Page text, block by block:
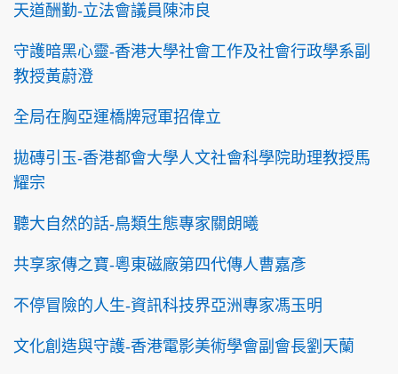
天道酬勤-立法會議員陳沛良
守護暗黑心靈-香港大學社會工作及社會行政學系副
教授黃蔚澄
全局在胸亞運橋牌冠軍招偉立
拋磚引玉-香港都會大學人文社會科學院助理教授馬
耀宗
聽大自然的話-鳥類生態專家關朗曦
共享家傳之寶-粵東磁廠第四代傳人曹嘉彥
不停冒險的人生-資訊科技界亞洲專家馮玉明
文化創造與守護-香港電影美術學會副會長劉天蘭